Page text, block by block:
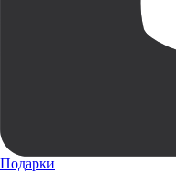
Подарки